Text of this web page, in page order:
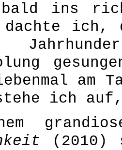
bald ins
dachte
am
ich
(2010)